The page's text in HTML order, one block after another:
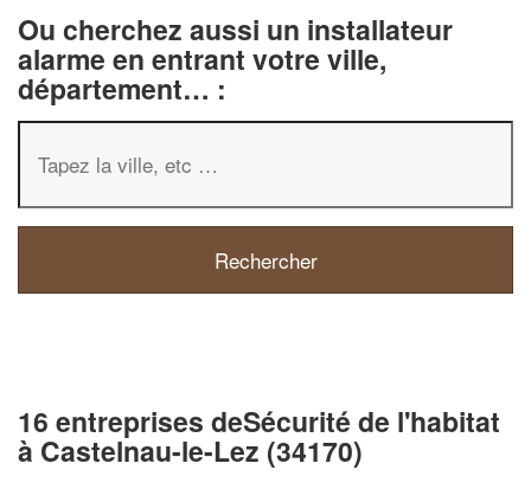
Ou cherchez aussi un installateur
alarme en entrant votre ville,
département… :
16 entreprises deSécurité de l'habitat
à Castelnau-le-Lez (34170)